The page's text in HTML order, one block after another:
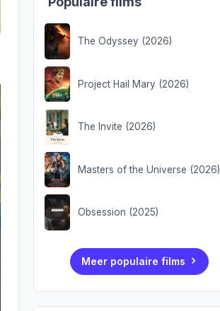
The Odyssey (2026)
Project Hail Mary (2026)
The Invite (2026)
Masters of the Universe (2026)
Obsession (2025)
Meer populaire films